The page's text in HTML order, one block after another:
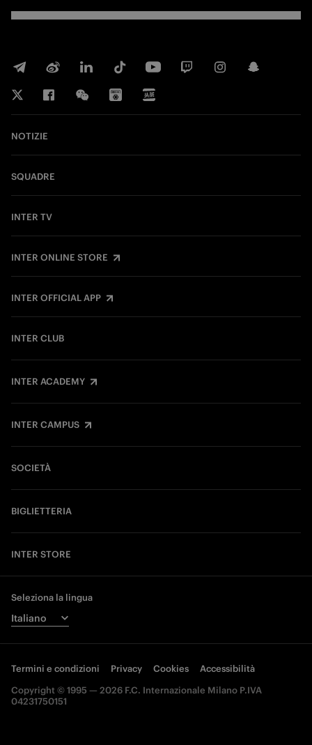
NOTIZIE
SQUADRE
INTER TV
INTER ONLINE STORE
INTER OFFICIAL APP
INTER CLUB
INTER ACADEMY
INTER CAMPUS
SOCIETÀ
BIGLIETTERIA
INTER STORE
Seleziona la lingua
Termini e condizioni Privacy Cookies
Accessibilità
Copyright © 1995 — 2026 F.C. Internazionale Milano P.IVA
04231750151